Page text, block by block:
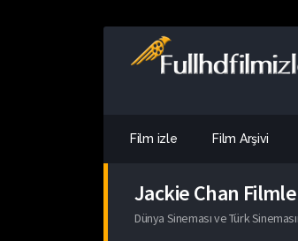
Film izle Film Arşivi
Jackie Chan
Dünya Sineması ve Türk